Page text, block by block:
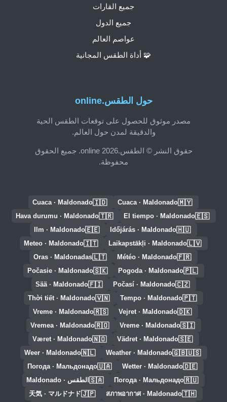
حول الطقس.online
مصدر موثوق للحصول على توقعات الطقس الحية
والدقيقة لمدن حول العالم.
حقوق النشر © الطقس.online 2026. جميع الحقوق
محفوظة.
جميع القارات
جميع الدول
عواصم العالم
🧩 أداة الطقس المجانية
🇲🇾
Cuaca · Maldonado
🇮🇩
Cuaca · Maldonado
🇪🇸
El tiempo · Maldonado
🇹🇷
Hava durumu · Maldonado
🇭🇺
Időjárás · Maldonado
🇪🇪
Ilm · Maldonado
🇱🇻
Laikapstākļi · Maldonado
🇮🇹
Meteo · Maldonado
🇫🇷
Météo · Maldonado
🇱🇹
Oras · Maldonadas
🇵🇱
Pogoda · Maldonado
🇸🇰
Počasie · Maldonado
🇨🇿
Počasí · Maldonado
🇫🇮
Sää · Maldonado
🇵🇹
Tempo · Maldonado
🇻🇳
Thời tiết · Maldonado
🇩🇰
Vejret · Maldonado
🇷🇸
Vreme · Maldonado
🇸🇮
Vreme · Maldonado
🇷🇴
Vremea · Maldonado
🇸🇪
Vädret · Maldonado
🇳🇴
Været · Maldonado
🇬🇧🇺🇸
Weather · Maldonado
🇳🇱
Weer · Maldonado
🇩🇪
Wetter · Maldonado
🇺🇦
Погода · Мальдонадо
🇷🇺
Погода · Мальдонадо
🇸🇦 الطقس · Maldonado
🇹🇭
สภาพอากาศ · Maldonado
🇯🇵
天気 · マルドナド